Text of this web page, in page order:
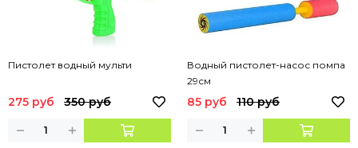
Пистолет водный мульти
275 руб 350 руб
Водный пистолет-насос помпа
29см
85 руб 110 руб